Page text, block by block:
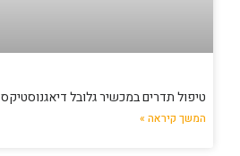
טיפול תדרים במכשיר גלובל דיאגנוסטיקס
המשך קיראה »